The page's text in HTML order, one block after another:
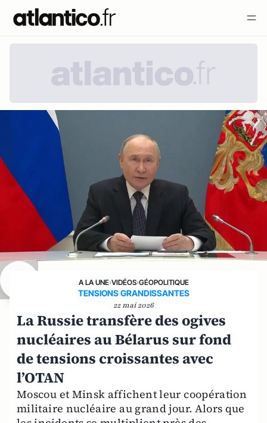
A LA UNE›VIDÉOS›GÉOPOLITIQUE
TENSIONS GRANDISSANTES
22 mai 2026
La Russie transfère des ogives
nucléaires au Bélarus sur fond
de tensions croissantes avec
l’OTAN
Moscou et Minsk affichent leur coopération
militaire nucléaire au grand jour. Alors que